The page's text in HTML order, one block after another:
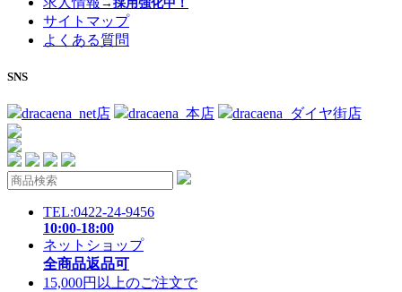
→採用強化中！
サイトマップ
よくある質問
SNS
dracaena_net店 dracaena_本店 dracaena_ダイヤ街店
TEL:0422-24-9456
10:00-18:00
ネットショップ
全商品返品可
15,000円以上のご注文で